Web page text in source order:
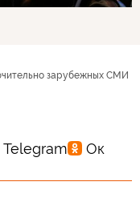
зарубежных СМИ